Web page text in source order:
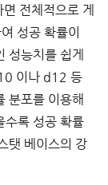
전체적으로 게
성공 확률이
성능치를 쉽게
이나 d12 등
분포를 이용해
수록 성공 확률
탯 베이스의 강